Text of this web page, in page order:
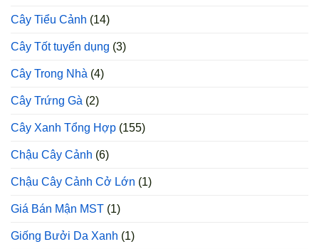
Cây Tiểu Cảnh (14)
Cây Tốt tuyển dụng (3)
Cây Trong Nhà (4)
Cây Trứng Gà (2)
Cây Xanh Tổng Hợp (155)
Chậu Cây Cảnh (6)
Chậu Cây Cảnh Cở Lớn (1)
Giá Bán Mận MST (1)
Giống Bưởi Da Xanh (1)